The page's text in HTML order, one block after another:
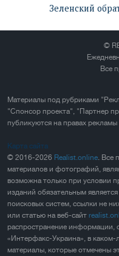
Зеленский
©
Все
Материалы под рубриками
"Спонсор проекта", "Партнер
публикуются на правах рекламы
Карта сайта
© 2016-2026 Realist.online. Все
материалов и фотографий,
возможна только при условии
изданий обязательным
поисковых систем, ссылки не
или статью на веб-сайт
распространение информации,
«Интерфакс-Украина», в каком-
материалы, которые отмечены